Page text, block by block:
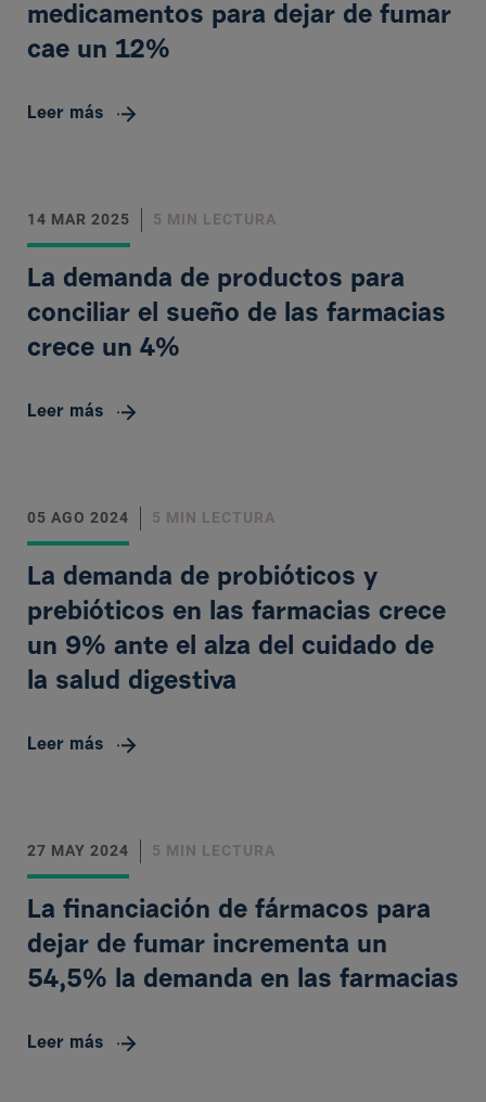
medicamentos para dejar de fumar
cae un 12%
Leer más
14 MAR 2025 5 MIN LECTURA
La demanda de productos para
conciliar el sueño de las farmacias
crece un 4%
Leer más
05 AGO 2024 5 MIN LECTURA
La demanda de probióticos y
prebióticos en las farmacias crece
un 9% ante el alza del cuidado de
la salud digestiva
Leer más
27 MAY 2024 5 MIN LECTURA
La financiación de fármacos para
dejar de fumar incrementa un
54,5% la demanda en las farmacias
Leer más